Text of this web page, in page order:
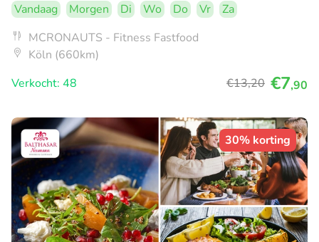
Vandaag Morgen Di Wo Do Vr
Za
MCRONAUTS - Fitness Fastfood
Köln (660km)
Verkocht: 48
€13,20 €7,90
30% korting